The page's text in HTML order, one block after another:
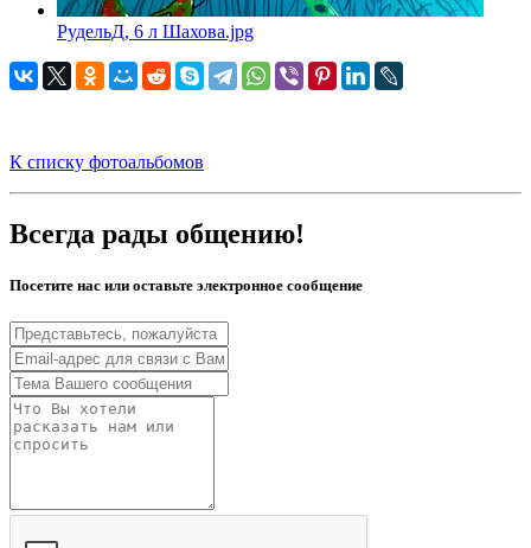
РудельД, 6 л Шахова.jpg
К списку фотоальбомов
Всегда рады общению!
Посетите нас или оставьте электронное сообщение